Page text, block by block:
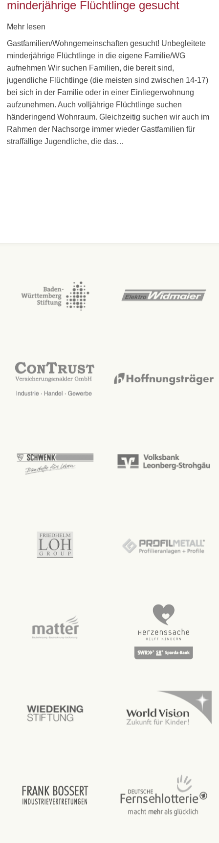
minderjährige Flüchtlinge gesucht
Mehr lesen
Gastfamilien/Wohngemeinschaften gesucht! Unbegleitete
minderjährige Flüchtlinge in die eigene Familie/WG
aufnehmen Wir suchen Familien, die bereit sind,
jugendliche Flüchtlinge (die meisten sind zwischen 14-17)
bei sich in der Familie oder in einer Einliegerwohnung
aufzunehmen. Auch volljährige Flüchtlinge suchen
händeringend Wohnraum. Gleichzeitig suchen wir auch im
Rahmen der Nachsorge immer wieder Gastfamilien für
straffällige Jugendliche, die das…